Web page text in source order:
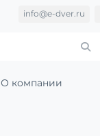
О компании
info@e-dver.ru